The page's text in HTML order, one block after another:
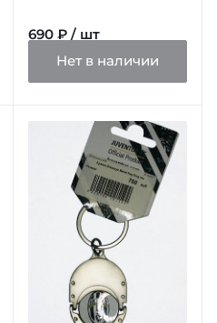
690 ₽ / шт
Нет в наличии